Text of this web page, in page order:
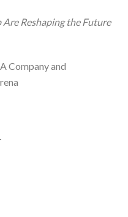
Reshaping the Future
Company and